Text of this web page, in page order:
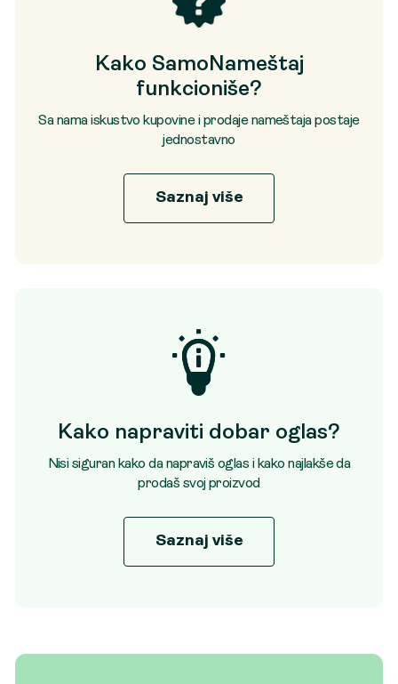
Kako SamoNameštaj
funkcioniše?
Sa nama iskustvo kupovine i prodaje nameštaja postaje
jednostavno
Saznaj više
Kako napraviti dobar oglas?
Nisi siguran kako da napraviš oglas i kako najlakše da
prodaš svoj proizvod
Saznaj više